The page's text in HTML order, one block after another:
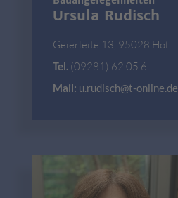
Ursula Rudisch
Geierleite 13, 95028 Hof
Tel. (09281) 62 05 6
Mail: u.rudisch@t-online.de